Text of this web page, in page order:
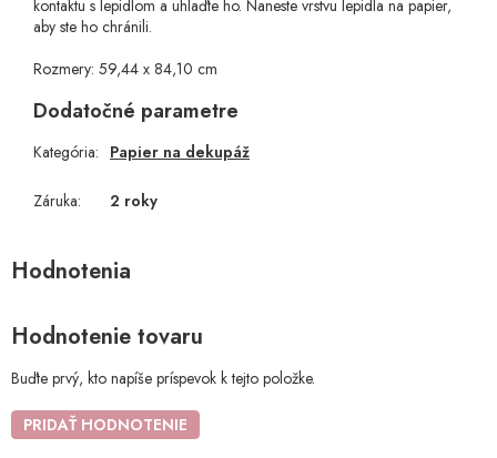
kontaktu s lepidlom a uhlaďte ho. Naneste vrstvu lepidla na papier,
aby ste ho chránili.
Rozmery: 59,44 x 84,10 cm
Dodatočné parametre
Kategória: Papier na dekupáž
Záruka: 2 roky
Hodnotenie tovaru
Buďte prvý, kto napíše príspevok k tejto položke.
PRIDAŤ HODNOTENIE